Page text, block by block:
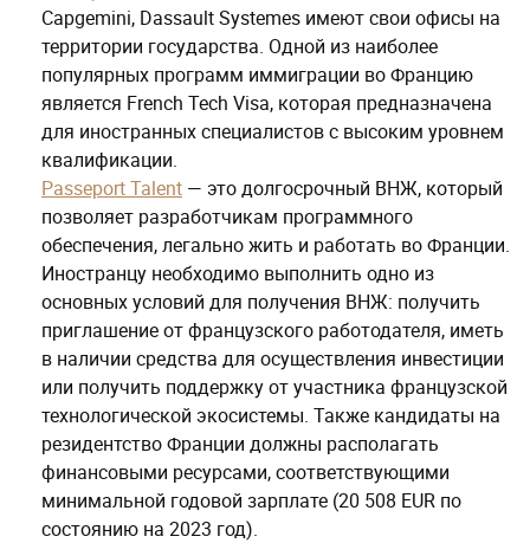
Capgemini, Dassault Systemes имеют свои офисы на
территории государства. Одной из наиболее
популярных программ иммиграции во Францию
является French Tech Visa, которая предназначена
для иностранных специалистов с высоким уровнем
квалификации.
Passeport Talent — это долгосрочный ВНЖ, который
позволяет разработчикам программного
обеспечения, легально жить и работать во Франции.
Иностранцу необходимо выполнить одно из
основных условий для получения ВНЖ: получить
приглашение от французского работодателя, иметь
в наличии средства для осуществления инвестиции
или получить поддержку от участника французской
технологической экосистемы. Также кандидаты на
резидентство Франции должны располагать
финансовыми ресурсами, соответствующими
минимальной годовой зарплате (20 508 EUR по
состоянию на 2023 год).